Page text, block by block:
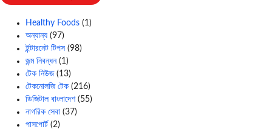
Healthy Foods (1)
অন্যান্য (97)
ইন্টারনেট টিপস (98)
জন্ম নিবন্ধন(1)
টেক নিউজ(13)
টেকনোলজি টেক (216)
ডিজিটাল বাংলাদেশ(55)
নাগরিক সেবা (37)
পাসপোর্ট (2)